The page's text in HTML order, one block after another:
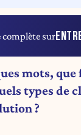
sur
mots,
types de
?